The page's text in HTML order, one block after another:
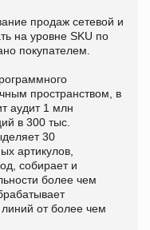
продаж сетевой и
на уровне SKU по
покупателем.
пространством, в
аудит 1 млн
в 300 тыс.
30
артикулов,
собирает и
более чем
от более чем